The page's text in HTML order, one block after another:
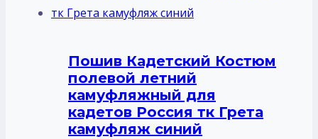
Пошив Кадетский Костюм
полевой летний
камуфляжный для
кадетов Россия тк Грета
камуфляж синий